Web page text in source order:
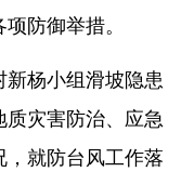
防御举措。
杨小组滑坡隐患
质灾害防治、应急
就防台风工作落